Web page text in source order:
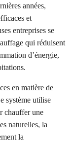
années,
et
entreprises se
qui réduisent
d’énergie,
en matière de
système utilise
chauffer une
naturelles, la
la